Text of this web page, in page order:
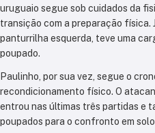
uruguaio segue sob cuidados da
transição com a preparação física.
panturrilha esquerda, teve uma
poupado.
Paulinho, por sua vez, segue o
recondicionamento físico. O
entrou nas últimas três partidas e
poupados para o confronto em